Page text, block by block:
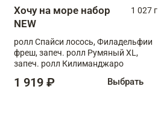
Хочу на море набор
NEW
1 027 г
ролл Спайси лосось, Филадельфии
фреш, запеч. ролл Румяный XL,
запеч. ролл Килиманджаро
1 919 ₽ Выбрать